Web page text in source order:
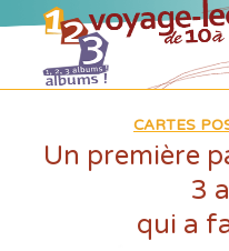
CARTES
Un première
3
qui a